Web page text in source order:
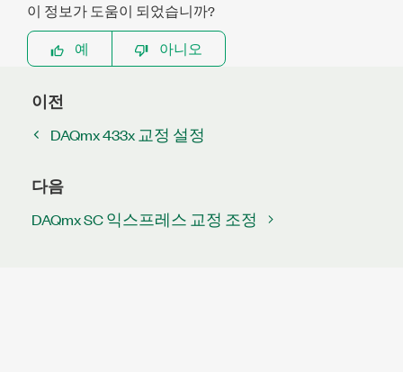
이 정보가 도움이 되었습니까?
예
아니오
이전
DAQmx 433x 교정 설정
다음
DAQmx SC 익스프레스 교정 조정